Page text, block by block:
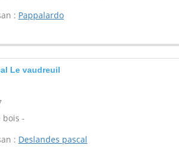
: Pappalardo
Le vaudreuil
bois -
: Deslandes pascal